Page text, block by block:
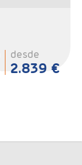
desde
2.839 €